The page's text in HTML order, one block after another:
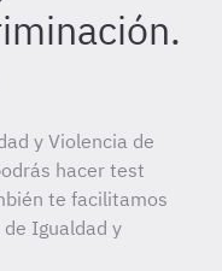
y Violencia de
hacer test
te facilitamos
Igualdad y